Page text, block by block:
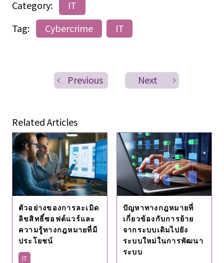
Category:
IT
Tag:
Cybercrime IT
Previous Next
Related Articles
ตัวอย่างของการละเมิด
ลิขสิทธิ์ซอฟต์แวร์และ
ความรู้ทางกฎหมายที่มี
ประโยชน์
IT
ปัญหาทางกฎหมายที่
เกี่ยวข้องกับการย้าย
จากระบบเดิมไปยัง
ระบบใหม่ในการพัฒนา
ระบบ